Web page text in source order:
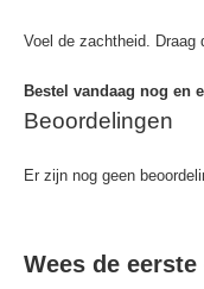
Voel de zachtheid. Draag
Bestel vandaag nog en
Beoordelingen
Er zijn nog geen
Wees de